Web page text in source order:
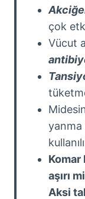
çok
Vücut
yanma
Komar
aşırı
Aksi